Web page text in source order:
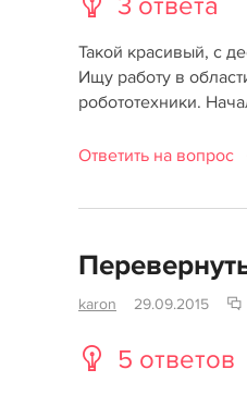
Такой красивый, с
Ищу работу в
робототехники.
Ответить на вопрос
karon 29.09.2015
5 ответов